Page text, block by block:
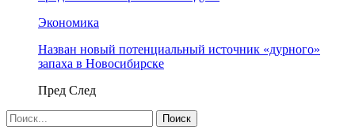
Экономика
Назван новый потенциальный источник «дурного»
запаха в Новосибирске
Пред След